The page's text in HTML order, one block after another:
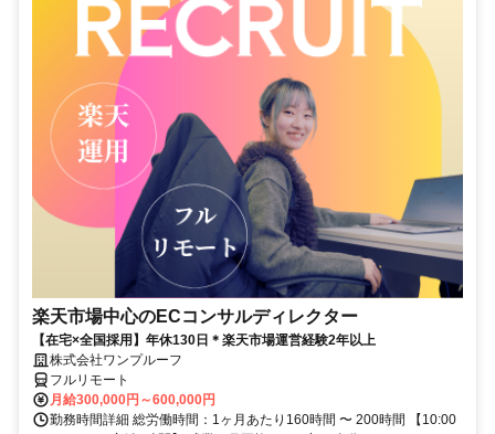
楽天市場中心のECコンサルディレクター
【在宅×全国採用】年休130日＊楽天市場運営経験2年以上
株式会社ワンプルーフ
フルリモート
月給300,000円～600,000円
勤務時間詳細 総労働時間：1ヶ月あたり160時間 〜 200時間 【10:00